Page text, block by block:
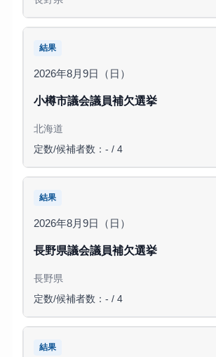
結果
2026年8月9日（日）
小樽市議会議員補欠選挙
北海道
定数/候補者数：- / 4
結果
2026年8月9日（日）
長野県議会議員補欠選挙
長野県
定数/候補者数：- / 4
結果